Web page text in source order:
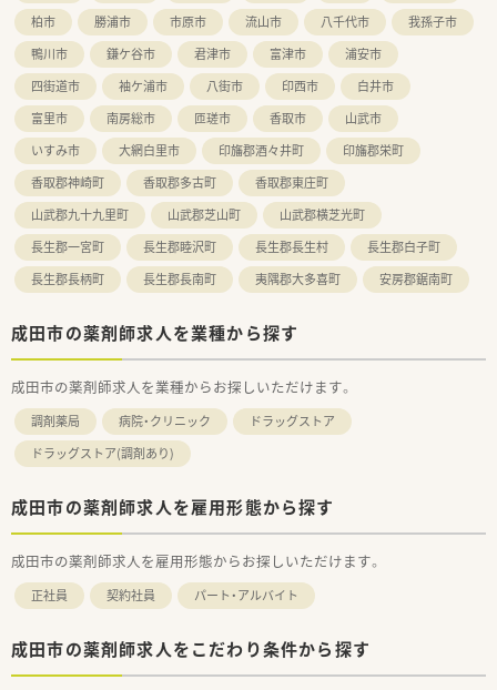
≪充実した教育制度でスキルアップが可能≫
■ビジネススクール制度を活用し「マーケティング・経営管理」な
どの科目の履修が可能です。
≪安心して長く働ける福利厚生制度≫
■育時休業は最大3年間の取得が可能、育児休職からの復帰率
「98.6％（昨年までの2年間平均）」です。
■育時時短勤務は、最大3時間の時間短縮する事ができ、お子様
が小学校卒業する迄取得が可能です。
■夫婦共に就業している事を条件に「ペア転勤制度」を利用すれ
ば夫婦で転勤が可能です。
■子女教育手当・社宅手当･住宅助成など、プライベートな部分を
支援してくれる福利厚生も充実しています。
柏市
勝浦市 市原市 流山市 八千代市
我孫子市
鴨川市
鎌ケ谷市 君津市 富津市
浦安市
四街道市
袖ケ浦市 八街市 印西市
白井市
富里市
南房総市 匝瑳市 香取市
山武市
いすみ市
大網白里市 印旛郡酒々井町
印旛郡栄町
香取郡神崎町
香取郡多古町
香取郡東庄町
山武郡九十九里町
山武郡芝山町
山武郡横芝光町
長生郡一宮町
長生郡睦沢町 長生郡長生村
長生郡白子町
長生郡長柄町
長生郡長南町 夷隅郡大多喜町 安房郡鋸南町
成田市の薬剤師求人を業種から探す
成田市の薬剤師求人を業種からお探しいただけます。
調剤薬局 病院・クリニック
ドラッグストア
ドラッグストア(調剤あり)
成田市の薬剤師求人を雇用形態から探す
成田市の薬剤師求人を雇用形態からお探しいただけます。
正社員 契約社員 パート・アルバイト
成田市の薬剤師求人をこだわり条件から探す